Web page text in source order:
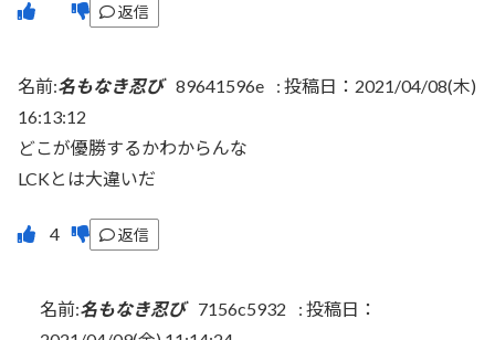
返信
名前:名もなき忍び 89641596e : 投稿日：2021/04/08(木)
16:13:12
どこが優勝するかわからんな
LCKとは大違いだ
返信
名前:名もなき忍び 7156c5932 : 投稿日：